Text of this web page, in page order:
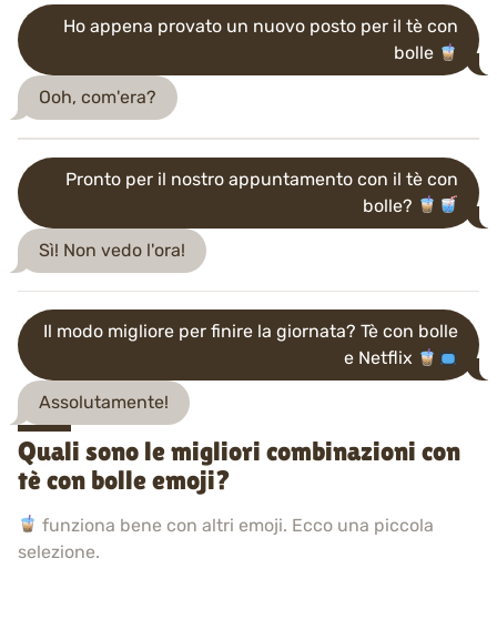
Ho appena provato un nuovo posto per il tè con
bolle
Ooh, com'era?
Pronto per il nostro appuntamento con il tè con
bolle?
Sì! Non vedo l'ora!
Il modo migliore per finire la giornata? Tè con bolle
e Netflix
Assolutamente!
Quali sono le migliori combinazioni con
tè con bolle emoji?
funziona bene con altri emoji. Ecco una piccola
selezione.